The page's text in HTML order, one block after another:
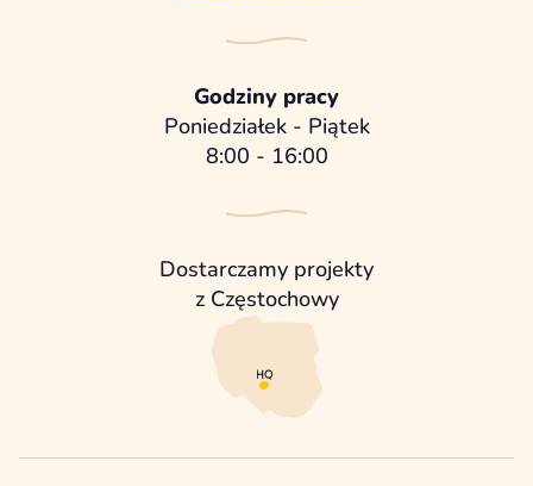
Godziny pracy
Poniedziałek - Piątek
8:00 - 16:00
Dostarczamy projekty
z Częstochowy